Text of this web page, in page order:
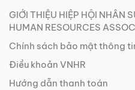
GIỚI THIỆU HIỆP HỘI NHÂN
HUMAN RESOURCES
Chính sách bảo mật thông
Điều khoản VNHR
Hướng dẫn thanh toán